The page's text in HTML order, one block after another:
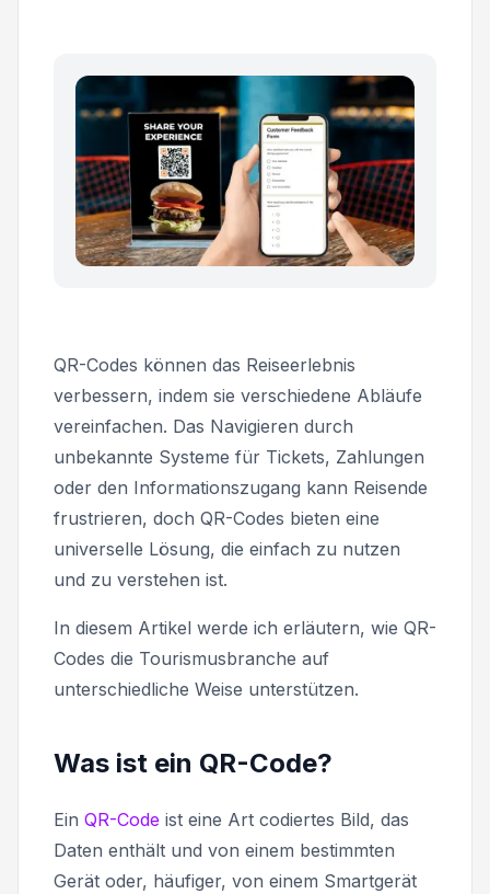
QR-Codes können das Reiseerlebnis
verbessern, indem sie verschiedene Abläufe
vereinfachen. Das Navigieren durch
unbekannte Systeme für Tickets, Zahlungen
oder den Informationszugang kann Reisende
frustrieren, doch QR-Codes bieten eine
universelle Lösung, die einfach zu nutzen
und zu verstehen ist.
In diesem Artikel werde ich erläutern, wie QR-
Codes die Tourismusbranche auf
unterschiedliche Weise unterstützen.
Was ist ein QR-Code?
Ein QR-Code ist eine Art codiertes Bild, das
Daten enthält und von einem bestimmten
Gerät oder, häufiger, von einem Smartgerät